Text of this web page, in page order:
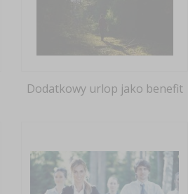
Dodatkowy urlop jako benefit